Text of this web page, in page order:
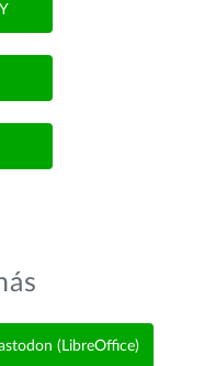
(LibreOffice)